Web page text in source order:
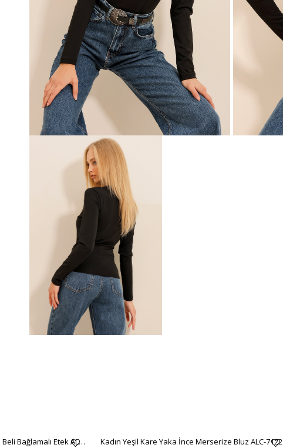
Kadın Siyah Asimetrik Kesim Beli Bağlamalı Etek ALC-X5001 Kadın Yeşil Kare Yaka İnce Merserize Bluz ALC-7122